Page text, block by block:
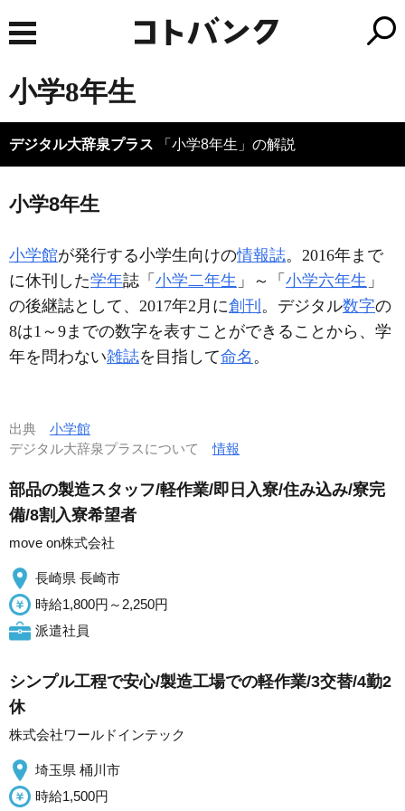
小学8年生
デジタル大辞泉プラス 「小学8年生」の解説
小学8年生
小学館が発行する小学生向けの情報誌。2016年まで
に休刊した学年誌「 小学二年生 」～「 小学六年生 」
の後継誌として、2017年2月に創刊 。デジタル数字の
8は1～9までの数字を表すことができることから、学
年を問わない雑誌を目指して命名 。
出典 小学館
デジタル大辞泉プラスについて情報
部品の製造スタッフ/軽作業/即日入寮/住み込み/寮完
備/8割入寮希望者
move on株式会社
長崎県 長崎市
時給1,800円～2,250円
派遣社員
シンプル工程で安心/製造工場での軽作業/3交替/4勤2
休
株式会社ワールドインテック
埼玉県 桶川市
時給1,500円